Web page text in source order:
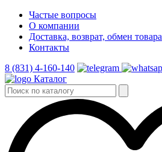
Частые вопросы
О компании
Доставка, возврат, обмен товара
Контакты
8 (831) 4-160-140
Каталог